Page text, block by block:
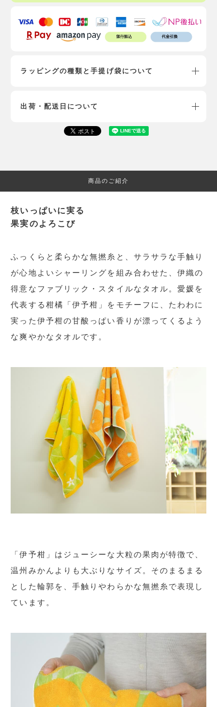
ラッピングの種類と手提げ袋について
出荷・配送日について
商品のご紹介
枝いっぱいに実る
果実のよろこび
ふっくらと柔らかな無撚糸と、サラサラな手触り
が心地よいシャーリングを組み合わせた、伊織の
得意なファブリック・スタイルなタオル。愛媛を
代表する柑橘「伊予柑」をモチーフに、たわわに
実った伊予柑の甘酸っぱい香りが漂ってくるよう
な爽やかなタオルです。
「伊予柑」はジューシーな大粒の果肉が特徴で、
温州みかんよりも大ぶりなサイズ。そのまるまる
とした輪郭を、手触りやわらかな無撚糸で表現し
ています。